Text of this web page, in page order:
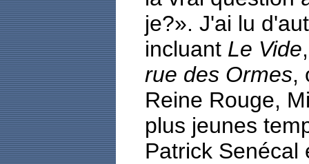
je?». J'ai lu
incluant Le Vide
rue des Ormes,
Reine Rouge,
plus jeunes
Patrick Senécal